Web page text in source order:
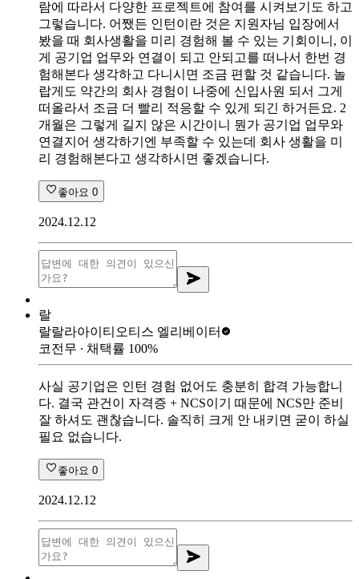
람에 따라서 다양한 프로젝트에 참여를 시켜보기도 하고
그렇습니다. 어쨌든 인턴이란 것은 지원자님 입장에서
봤을 때 회사생활을 미리 경험해 볼 수 있는 기회이니, 이
게 공기업 업무와 연결이 되고 안되고를 떠나서 한번 경
험해본다 생각하고 다니시면 조금 편할 것 같습니다. 놀
랍게도 약간의 회사 경험이 나중에 신입사원 되서 그게
떠올라서 조금 더 빨리 적응할 수 있게 되긴 하거든요. 2
개월은 그렇게 길지 않은 시간이니 뭔가 공기업 업무와
연결지어 생각하기엔 부족할 수 있는데 회사 생활을 미
리 경험해본다고 생각하시면 좋겠습니다.
좋아요 0
2024.12.12
랄
랄랄라아이티 오티스 엘리베이터
코전무 ∙ 채택률 100%
사실 공기업은 인턴 경험 없어도 충분히 합격 가능합니
다. 결국 관건이 자격증 + NCS이기 때문에 NCS만 준비
잘 하셔도 괜찮습니다. 솔직히 크게 안 내키면 굳이 하실
필요 없습니다.
좋아요 0
2024.12.12